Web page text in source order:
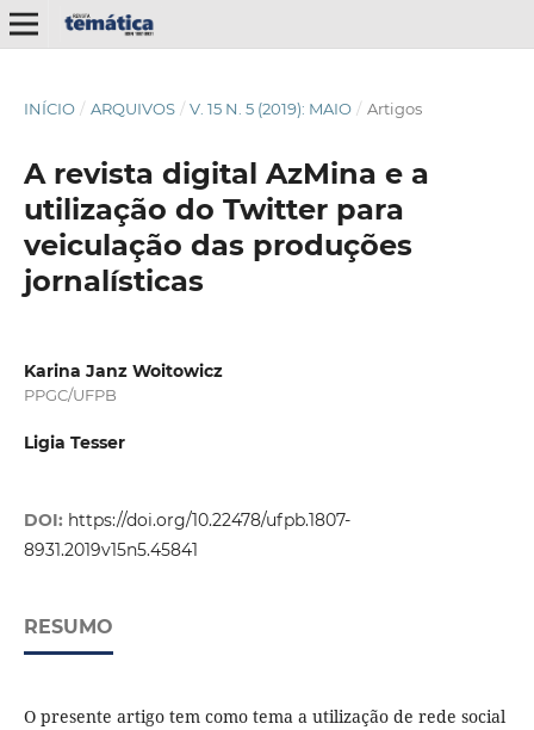
INÍCIO / ARQUIVOS / V. 15 N. 5 (2019): MAIO / Artigos
A revista digital AzMina e a
utilização do Twitter para
veiculação das produções
jornalísticas
Karina Janz Woitowicz
PPGC/UFPB
Ligia Tesser
DOI: https://doi.org/10.22478/ufpb.1807-
8931.2019v15n5.45841
RESUMO
O presente artigo tem como tema a utilização de rede social